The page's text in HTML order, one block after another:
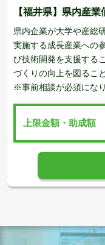
【福井県】県内産
県内企業が大学や産総
実施する成長産業への
び技術開発を支援する
づくりの向上を図るこ
※事前相談が必須になり
上限金額・助成額